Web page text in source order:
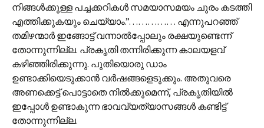
നിങ്ങൾക്കുള്ള പച്ചക്കറികൾ സമയാസമയം ചുരം കടത്തി
എത്തിക്കുകയും ചെയ്യാം.”…………… എന്നുപറഞ്ഞ്
തമിഴന്മാർ ഇങ്ങോട്ട് വന്നാൽ‌പ്പോലും രക്ഷയുണ്ടെന്ന്
തോന്നുന്നില്ല. പ്രകൃതി തന്നിരിക്കുന്ന കാലയളവ്
കഴിഞ്ഞിരിക്കുന്നു. പുതിയൊരു ഡാം
ഉണ്ടാക്കിയെടുക്കാൻ വർഷങ്ങളെടുക്കും. അതുവരെ
അണക്കെട്ട് പൊട്ടാതെ നിൽക്കുമെന്ന്, പ്രകൃതിയിൽ
ഇപ്പോൾ ഉണ്ടാകുന്ന ഭാവവ്യത്യാസങ്ങൾ കണ്ടിട്ട്
തോന്നുന്നില്ല.